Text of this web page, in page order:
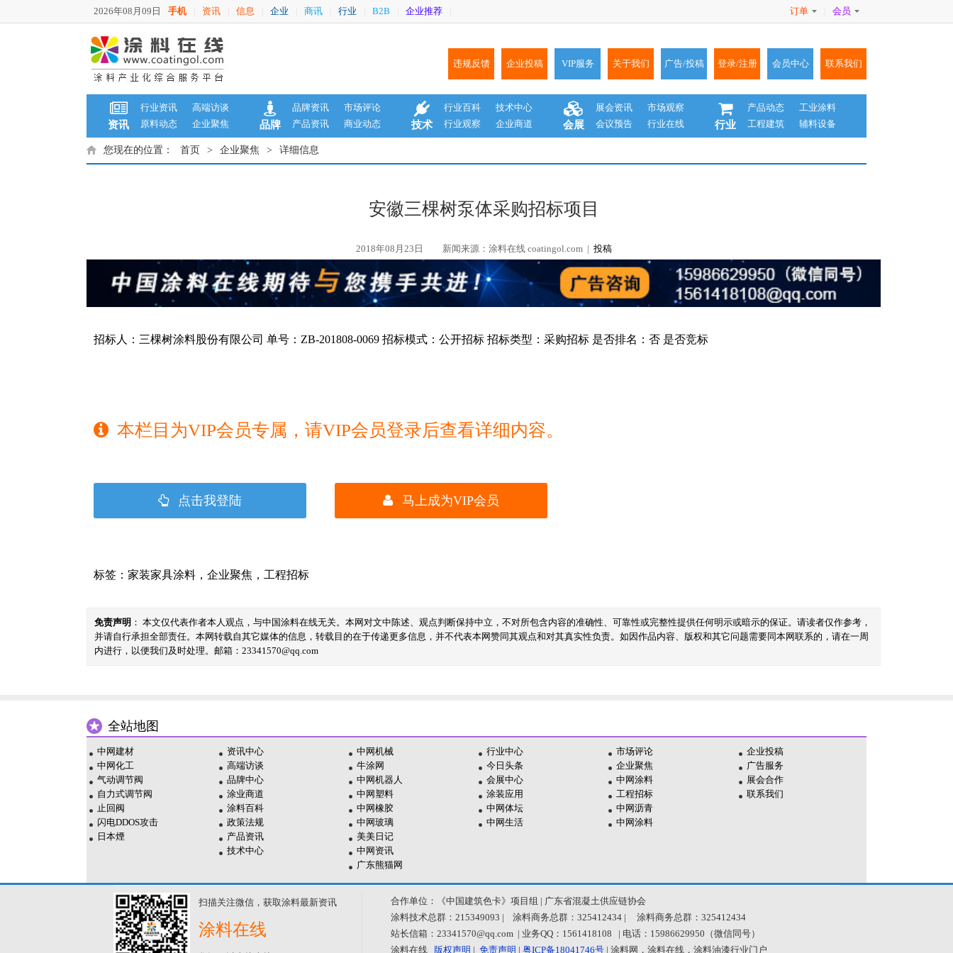
2026年08月09日 手机 资讯 信息 企业 商讯 行业 B2B 企业推荐 订单 会员
违规反馈 企业投稿 VIP服务 关于我们 广告/投稿 登录/注册 会员中心 联系我们
资讯
行业资讯
高端访谈
原料动态
企业聚焦 品牌
品牌资讯
市场评论
产品资讯
商业动态 技术
行业百科
技术中心
行业观察
企业商道 会展
展会资讯
市场观察
会议预告
行业在线 行业
产品动态
工业涂料
工程建筑
辅料设备
您现在的位置： 首页 > 企业聚焦 > 详细信息
安徽三棵树泵体采购招标项目
2018年08月23日 新闻来源：涂料在线 coatingol.com | 投稿
招标人：三棵树涂料股份有限公司 单号：ZB-201808-0069 招标模式：公开招标 招标类型：采购招标 是否排名：否 是否竞标
本栏目为VIP会员专属，请VIP会员登录后查看详细内容。
点击我登陆 马上成为VIP会员
标签： 家装家具涂料 ， 企业聚焦 ， 工程招标
免责声明 ： 本文仅代表作者本人观点，与中国涂料在线无关。本网对文中陈述、观点判断保持中立，不对所包含内容的准确性、可靠性或完整性提供任何明示或暗示的保证。请读者仅作参考，
并请自行承担全部责任。本网转载自其它媒体的信息，转载目的在于传递更多信息，并不代表本网赞同其观点和对其真实性负责。如因作品内容、版权和其它问题需要同本网联系的，请在一周
内进行，以便我们及时处理。邮箱：23341570@qq.com
全站地图
中网建材
中网化工
气动调节阀
自力式调节阀
止回阀
闪电DDOS攻击
日本煙
资讯中心
高端访谈
品牌中心
涂业商道
涂料百科
政策法规
产品资讯
技术中心
中网机械
牛涂网
中网机器人
中网塑料
中网橡胶
中网玻璃
美美日记
中网资讯
广东熊猫网
行业中心
今日头条
会展中心
涂装应用
中网体坛
中网生活
市场评论
企业聚焦
中网涂料
工程招标
中网沥青
中网涂料
企业投稿
广告服务
展会合作
联系我们
扫描关注微信，获取涂料最新资讯
涂料在线
合作单位：《中国建筑色卡》项目组 | 广东省混凝土供应链协会
涂料技术总群：215349093 | 涂料商务总群：325412434 | 涂料商务总群：325412434
站长信箱：23341570@qq.com | 业务QQ：1561418108 | 电话：15986629950（微信同号）
涂料在线
版权声明 | 免责声明 | 粤ICP备18041746号| 涂料网，涂料在线，涂料油漆行业门户